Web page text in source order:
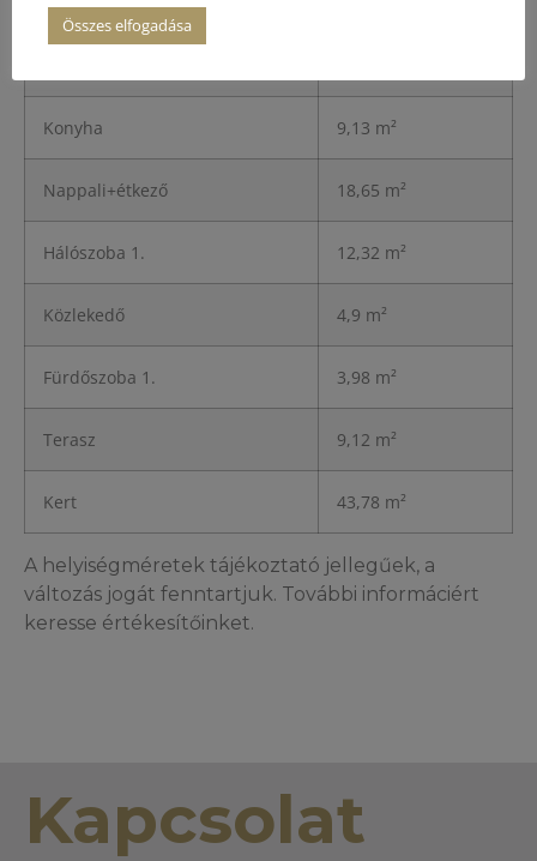
Konyha 9,13 m²
Nappali+étkező 18,65 m²
Hálószoba 1. 12,32 m²
Közlekedő 4,9 m²
Fürdőszoba 1. 3,98 m²
Terasz 9,12 m²
Kert 43,78 m²
A helyiségméretek tájékoztató jellegűek, a
változás jogát fenntartjuk. További informáciért
keresse értékesítőinket.
Kapcsolat
Összes elfogadása